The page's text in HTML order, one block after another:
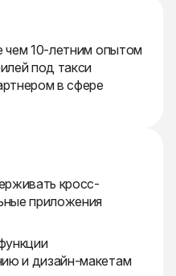
чем 10-летним опытом
под такси
в сфере
кросс-
приложения
и дизайн-макетам